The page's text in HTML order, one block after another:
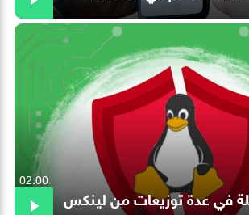
في عدة توزيعات من لينكس
02:00